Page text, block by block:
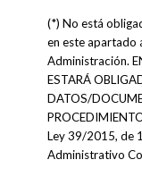
(*) No está
en este apartado
Administración.
ESTARÁ
DATOS/
Ley 39/2015, de
Administrativo